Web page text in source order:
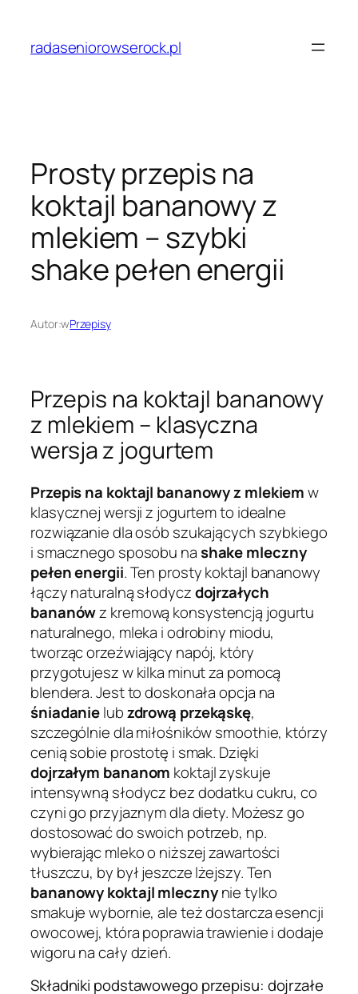
treściradaseniorowserock.pl
Prosty przepis na
koktajl bananowy z
mlekiem – szybki
shake pełen energii
Autor:wPrzepisy
Przepis na koktajl bananowy
z mlekiem – klasyczna
wersja z jogurtem
Przepis na koktajl bananowy z mlekiemw
klasycznej wersji z jogurtem to idealne
rozwiązanie dla osób szukających szybkiego
i smacznego sposobu nashake mleczny
pełen energii. Ten prosty koktajl bananowy
łączy naturalną słodyczdojrzałych
bananówz kremową konsystencją jogurtu
naturalnego, mleka i odrobiny miodu,
tworząc orzeźwiający napój, który
przygotujesz w kilka minut za pomocą
blendera. Jest to doskonała opcja na
śniadanielubzdrową przekąskę,
szczególnie dla miłośników smoothie, którzy
cenią sobie prostotę i smak. Dzięki
dojrzałym bananom koktajl zyskuje
intensywną słodycz bez dodatku cukru, co
czyni go przyjaznym dla diety. Możesz go
dostosować do swoich potrzeb, np.
wybierając mleko o niższej zawartości
tłuszczu, by był jeszcze lżejszy. Ten
bananowy koktajl mlecznynie tylko
smakuje wybornie, ale też dostarcza esencji
owocowej, która poprawia trawienie i dodaje
wigoru na cały dzień.
Składniki podstawowego przepisu: dojrzałe